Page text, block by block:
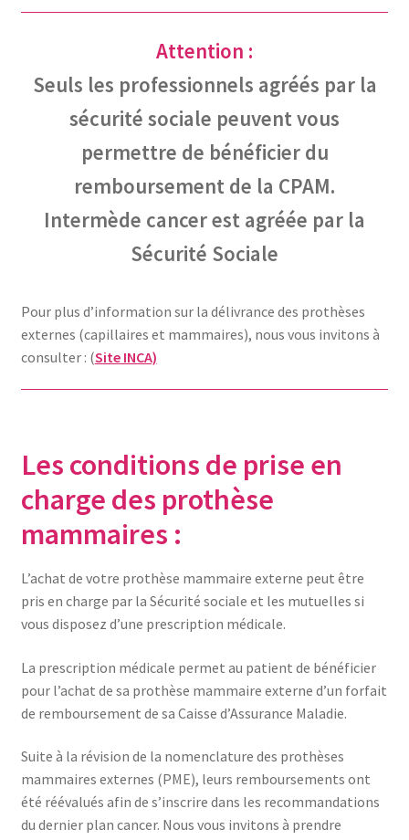
Attention :
Seuls les professionnels agréés par la
sécurité sociale peuvent vous
permettre de bénéficier du
remboursement de la CPAM.
Intermède cancer est agréée par la
Sécurité Sociale
Pour plus d’information sur la délivrance des prothèses
externes (capillaires et mammaires), nous vous invitons à
consulter : (Site INCA)
Les conditions de prise en
charge des prothèse
mammaires :
L’achat de votre prothèse mammaire externe peut être
pris en charge par la Sécurité sociale et les mutuelles si
vous disposez d’une prescription médicale.
La prescription médicale permet au patient de bénéficier
pour l’achat de sa prothèse mammaire externe d’un forfait
de remboursement de sa Caisse d’Assurance Maladie.
Suite à la révision de la nomenclature des prothèses
mammaires externes (PME), leurs remboursements ont
été réévalués afin de s’inscrire dans les recommandations
du dernier plan cancer. Nous vous invitons à prendre